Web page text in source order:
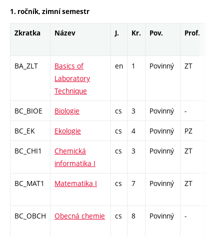
1. ročník, zimní semestr
Zkratka Název J. Kr. Pov. Prof.
BA_ZLT
Basics of
Laboratory
Technique
en 1 Povinný ZT
BC_BIOE Biologie cs 3 Povinný -
BC_EK Ekologie cs 4 Povinný PZ
BC_CHI1
Chemická
informatika I
cs 3 Povinný ZT
BC_MAT1 Matematika I cs 7 Povinný ZT
BC_OBCH Obecná chemie cs 8 Povinný -